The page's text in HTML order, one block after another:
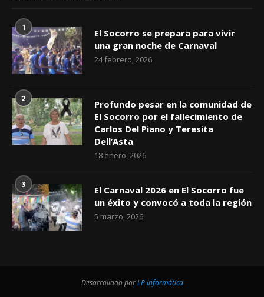
1
El Socorro se prepara para vivir
una gran noche de Carnaval
24 febrero, 2026
2
Profundo pesar en la comunidad de
El Socorro por el fallecimiento de
Carlos Del Piano y Teresita
Dell’Asta
18 enero, 2026
3
El Carnaval 2026 en El Socorro fue
un éxito y convocó a toda la región
5 marzo, 2026
Desarrollado porLP Informática